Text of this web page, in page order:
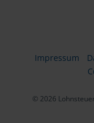
Impressum
© 2026